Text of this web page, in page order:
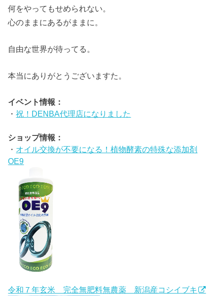
何をやってもせめられない。
心のままにあるがままに。
自由な世界が待ってる。
本当にありがとうございますた。
イベント情報：
・祝！DENBA代理店になりました
ショップ情報：
・ オイル交換が不要になる！植物酵素の特殊な添加剤
OE9
令和７年玄米 完全無肥料無農薬 新潟産コシイブキ